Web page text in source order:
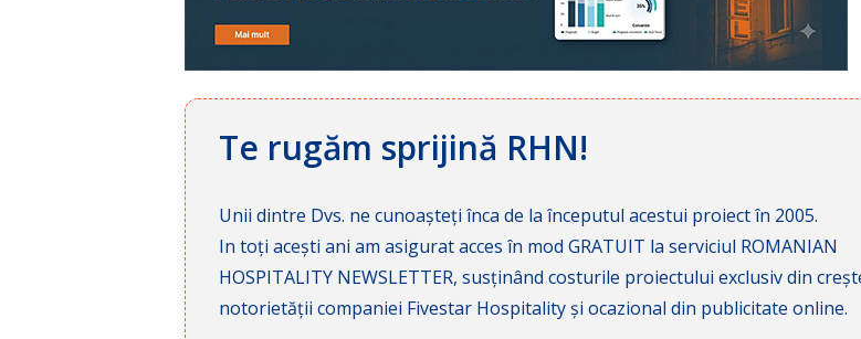
Te rugăm sprijină RHN!
Unii dintre Dvs. ne cunoașteți înca de la începutul acestui proiect în 2005.
In toți acești ani am asigurat acces în mod GRATUIT la serviciul ROMANIAN
HOSPITALITY NEWSLETTER, susținând costurile proiectului exclusiv din
notorietății companiei Fivestar Hospitality și ocazional din publicitate online.